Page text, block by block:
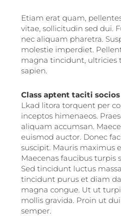
Etiam erat quam,
vitae, sollicitudin sed dui.
nec aliquam pharetra.
molestie imperdiet.
magna tincidunt, ultricies
sapien.
Class aptent taciti socios
Lkad litora torquent per
inceptos himenaeos.
aliquam accumsan.
euismod auctor. Donec
suscipit. Mauris maximus
Maecenas faucibus turpis
Sed tincidunt luctus
tincidunt purus et diam
magna congue. Ut ut
mollis gravida. Proin ut
semper.